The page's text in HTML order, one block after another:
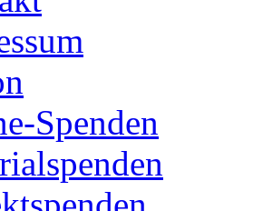
Spenden